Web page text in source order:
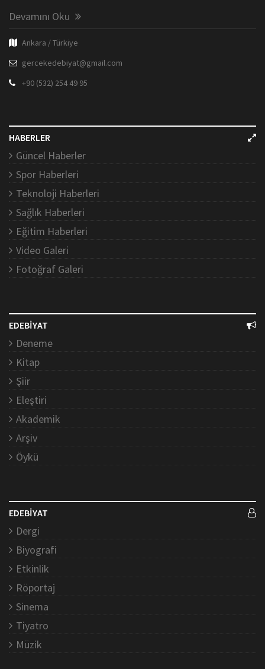
Devamını Oku
Ankara / Türkiye
gercekedebiyat@gmail.com
+90 (532) 254 49 95
HABERLER
Güncel Haberler
Spor Haberleri
Teknoloji Haberleri
Sağlık Haberleri
Eğitim Haberleri
Video Galeri
Fotoğraf Galeri
EDEBİYAT
Deneme
Kitap
Şiir
Eleştiri
Akademik
Arşiv
Öykü
EDEBİYAT
Dergi
Biyografi
Etkinlik
Röportaj
Sinema
Tiyatro
Müzik